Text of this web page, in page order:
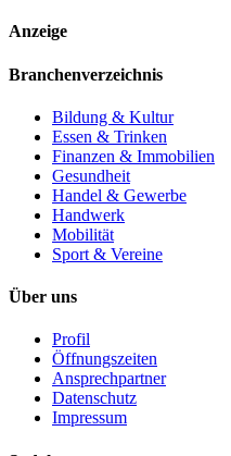
Anzeige
Branchenverzeichnis
Bildung & Kultur
Essen & Trinken
Finanzen & Immobilien
Gesundheit
Handel & Gewerbe
Handwerk
Mobilität
Sport & Vereine
Über uns
Profil
Öffnungszeiten
Ansprechpartner
Datenschutz
Impressum